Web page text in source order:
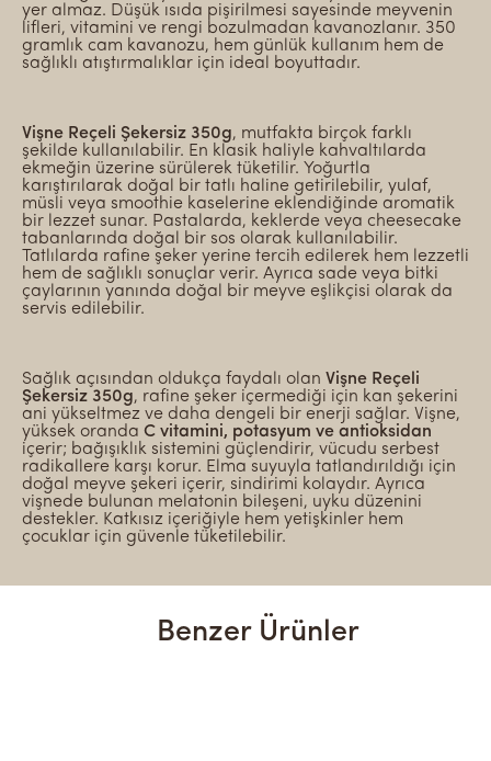
yer almaz. Düşük ısıda pişirilmesi sayesinde meyvenin
lifleri, vitamini ve rengi bozulmadan kavanozlanır. 350
gramlık cam kavanozu, hem günlük kullanım hem de
sağlıklı atıştırmalıklar için ideal boyuttadır.
Vişne Reçeli Şekersiz 350g, mutfakta birçok farklı
şekilde kullanılabilir. En klasik haliyle kahvaltılarda
ekmeğin üzerine sürülerek tüketilir. Yoğurtla
karıştırılarak doğal bir tatlı haline getirilebilir, yulaf,
müsli veya smoothie kaselerine eklendiğinde aromatik
bir lezzet sunar. Pastalarda, keklerde veya cheesecake
tabanlarında doğal bir sos olarak kullanılabilir.
Tatlılarda rafine şeker yerine tercih edilerek hem lezzetli
hem de sağlıklı sonuçlar verir. Ayrıca sade veya bitki
çaylarının yanında doğal bir meyve eşlikçisi olarak da
servis edilebilir.
Sağlık açısından oldukça faydalı olan Vişne Reçeli
Şekersiz 350g, rafine şeker içermediği için kan şekerini
ani yükseltmez ve daha dengeli bir enerji sağlar. Vişne,
yüksek oranda C vitamini, potasyum ve antioksidan
içerir; bağışıklık sistemini güçlendirir, vücudu serbest
radikallere karşı korur. Elma suyuyla tatlandırıldığı için
doğal meyve şekeri içerir, sindirimi kolaydır. Ayrıca
vişnede bulunan melatonin bileşeni, uyku düzenini
destekler. Katkısız içeriğiyle hem yetişkinler hem
çocuklar için güvenle tüketilebilir.
Benzer Ürünler